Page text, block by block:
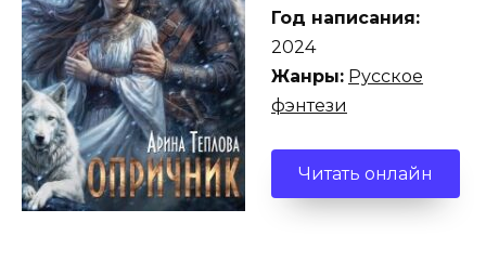
Год написания:
2024
Жанры: Русское
фэнтези
Читать онлайн